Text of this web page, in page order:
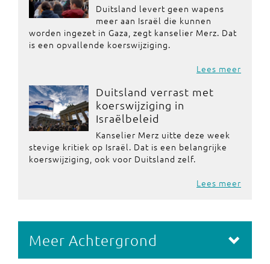
Duitsland levert geen wapens
meer aan Israël die kunnen
worden ingezet in Gaza, zegt kanselier Merz. Dat
is een opvallende koerswijziging.
Lees meer
Duitsland verrast met
koerswijziging in
Israëlbeleid
Kanselier Merz uitte deze week
stevige kritiek op Israël. Dat is een belangrijke
koerswijziging, ook voor Duitsland zelf.
Lees meer
Meer Achtergrond